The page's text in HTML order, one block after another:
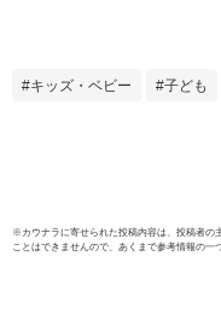
キッズ・ベビー 子ども
※ カウナラに寄せられた投稿内容は、投稿者の
ことはできませんので、あくまで参考情報の一